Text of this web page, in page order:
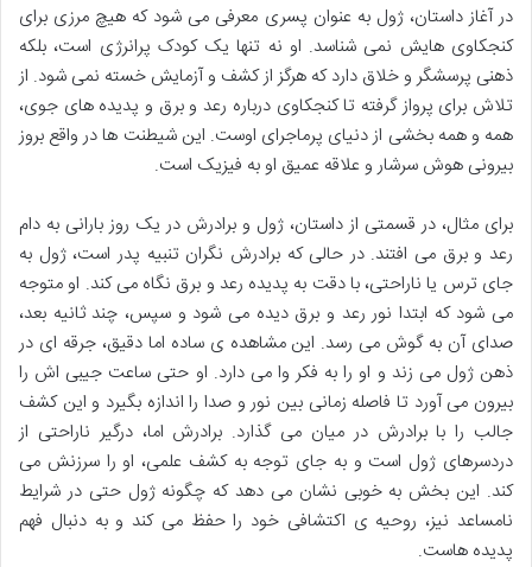
در آغاز داستان، ژول به عنوان پسری معرفی می شود که هیچ مرزی برای
کنجکاوی هایش نمی شناسد. او نه تنها یک کودک پرانرژی است، بلکه
ذهنی پرسشگر و خلاق دارد که هرگز از کشف و آزمایش خسته نمی شود. از
تلاش برای پرواز گرفته تا کنجکاوی درباره رعد و برق و پدیده های جوی،
همه و همه بخشی از دنیای پرماجرای اوست. این شیطنت ها در واقع بروز
بیرونی هوش سرشار و علاقه عمیق او به فیزیک است.
برای مثال، در قسمتی از داستان، ژول و برادرش در یک روز بارانی به دام
رعد و برق می افتند. در حالی که برادرش نگران تنبیه پدر است، ژول به
جای ترس یا ناراحتی، با دقت به پدیده رعد و برق نگاه می کند. او متوجه
می شود که ابتدا نور رعد و برق دیده می شود و سپس، چند ثانیه بعد،
صدای آن به گوش می رسد. این مشاهده ی ساده اما دقیق، جرقه ای در
ذهن ژول می زند و او را به فکر وا می دارد. او حتی ساعت جیبی اش را
بیرون می آورد تا فاصله زمانی بین نور و صدا را اندازه بگیرد و این کشف
جالب را با برادرش در میان می گذارد. برادرش اما، درگیر ناراحتی از
دردسرهای ژول است و به جای توجه به کشف علمی، او را سرزنش می
کند. این بخش به خوبی نشان می دهد که چگونه ژول حتی در شرایط
نامساعد نیز، روحیه ی اکتشافی خود را حفظ می کند و به دنبال فهم
پدیده هاست.